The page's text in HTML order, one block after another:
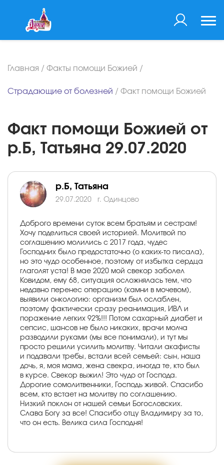
Главная / Факты помощи Божией /
Страдающие от болезней / Факт помощи Божией
Факт помощи Божией от
р.Б, Татьяна 29.07.2020
р.Б, Татьяна
29.07.2020 г. Одинцово
Доброго времени суток всем братьям и сестрам!
Хочу поделиться своей историей. Молитвой по
соглашению молились с 2017 года, чудес
Господних было предостаточно (о каких-то писала),
но это чудо особенное, поэтому от избытка сердца
глаголят уста! В мае 2020 мой свекор заболел
Ковидом, ему 68, ситуация осложнялась тем, что
недавно перенес операцию (камни в мочевом),
выявили онкологию: организм был ослаблен,
поэтому фактически сразу реанимация, ИВЛ и
поражение легких 92%!!! Потом сахарный диабет и
сепсис, шансов не было никаких, врачи молча
разводили руками (мы все понимали), и тут мы
просто решили усилить молитву. Читали акафисты
и подавали требы, встали всей семьей: сын, наша
дочь, я, моя мама, жена свекра, иногда те, кто был
в курсе. Свекор выжил! Это чудо от Господа.
Дорогие сомолитвенники, Господь живой. Спасибо
всем, кто встает на молитву по соглашению.
Низкий поклон от нашей семьи Богословских.
Слава Богу за все! Спасибо отцу Владимиру за то,
что он есть. Велика сила Господня!